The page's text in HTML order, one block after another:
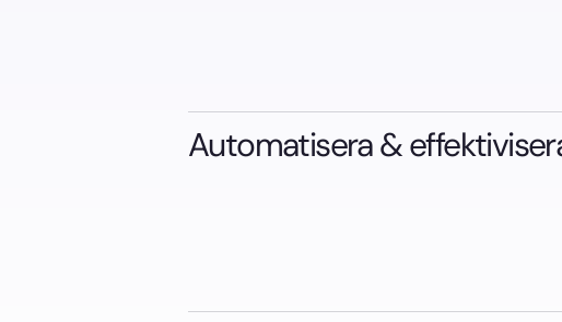
Automatisera &